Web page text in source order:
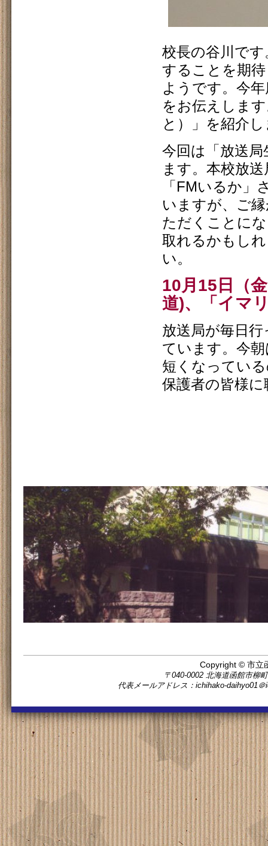
校長の谷川で
することを期
ようです。今
をお伝えしま
と）」を紹介
今回は「放送
ます。本校放
「FMいるか」
いますが、ご
ただくことに
取れるかもし
い。
10月15日（
道)、「イマ
放送局が毎日
ています。今
短くなってい
保護者の皆様
Copyright © 市立
〒040-0002 北海道函館市柳
代表メールアドレス：ichihako-daihyo01